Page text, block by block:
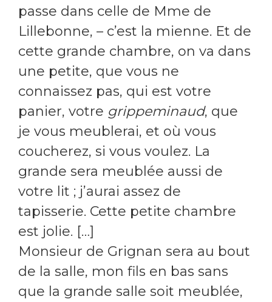
passe dans celle de Mme de
Lillebonne, – c’est la mienne. Et de
cette grande chambre, on va dans
une petite, que vous ne
connaissez pas, qui est votre
panier, votre grippeminaud, que
je vous meublerai, et où vous
coucherez, si vous voulez. La
grande sera meublée aussi de
votre lit ; j’aurai assez de
tapisserie. Cette petite chambre
est jolie. […]
Monsieur de Grignan sera au bout
de la salle, mon fils en bas sans
que la grande salle soit meublée,